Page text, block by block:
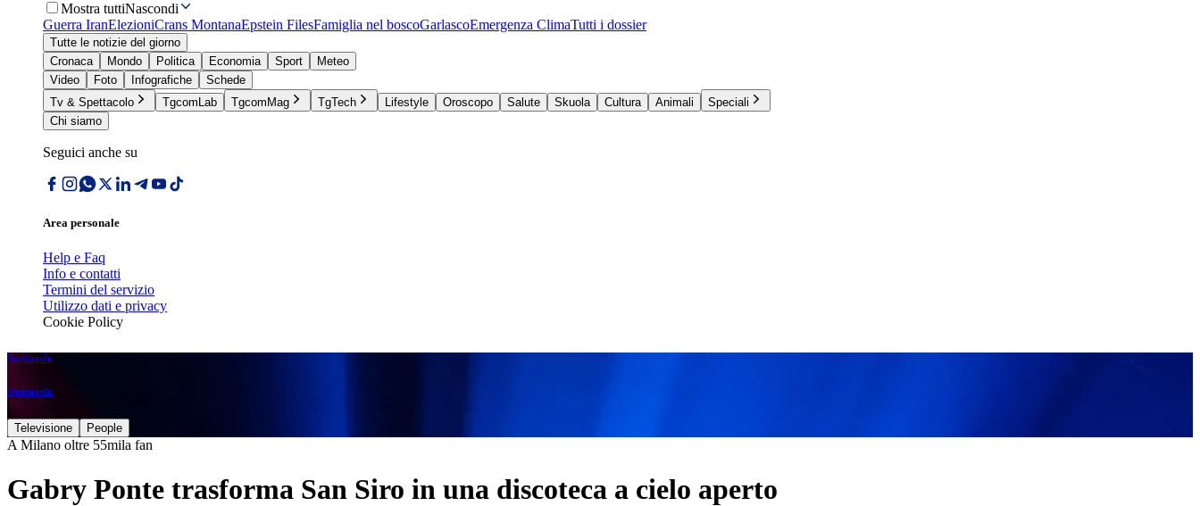
Mostra tuttiNascondi
Guerra IranElezioniCrans MontanaEpstein FilesFamiglia nel boscoGarlascoEmergenza ClimaTutti i dossier
Tutte le notizie del giorno
Cronaca
Mondo Politica Economia Sport
Meteo
Video
Foto Infografiche
Schede
Tv & Spettacolo
TgcomLab TgcomMag TgTech Lifestyle Oroscopo Salute Skuola Cultura Animali
Speciali
Chi siamo
Seguici anche su
Area personale
Help e Faq
Info e contatti
Termini del servizio
Utilizzo dati e privacy
Cookie Policy
Spettacolo
Spettacolo
Televisione People
A Milano oltre 55mila fan
Gabry Ponte trasforma San Siro in una discoteca a cielo aperto